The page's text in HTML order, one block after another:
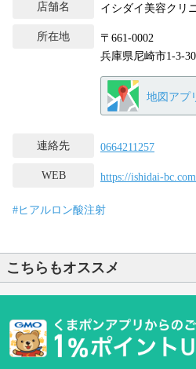
店舗名 イシダイ美容クリ
所在地
〒661-0002
兵庫県尼崎市1-3-
地図アプ
連絡先 0664211257
WEB https://ishidai-
#ヒアルロン酸注射
こちらもオススメ